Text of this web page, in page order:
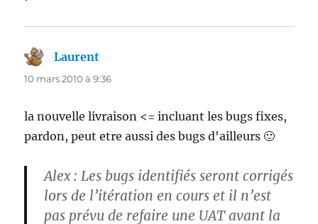
Laurent
10 mars 2010 à 9:36
la nouvelle livraison <= incluant les bugs fixes,
pardon, peut etre aussi des bugs d'ailleurs 🙂
Alex : Les bugs identifiés seront corrigés
lors de l’itération en cours et il n’est
pas prévu de refaire une UAT avant la